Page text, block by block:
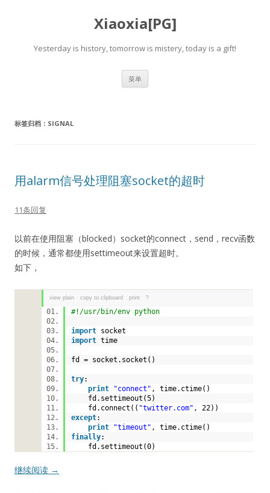
Xiaoxia[PG]
Yesterday is history, tomorrow is mistery, today is a gift!
菜单
标签归档： SIGNAL
用alarm信号处理阻塞socket的超时
11条回复
以前在使用阻塞（blocked）socket的connect，send，recv函数
的时候，通常都使用settimeout来设置超时。
如下，
view plain copy to clipboard print ?
#!/usr/bin/env python
import socket
import time
fd = socket.socket()
try:
print
"connect" , time.ctime()
fd.settimeout(5)
fd.connect(( "twitter.com" , 22))
except:
print
"timeout" , time.ctime()
finally:
fd.settimeout(0)
继续阅读 →